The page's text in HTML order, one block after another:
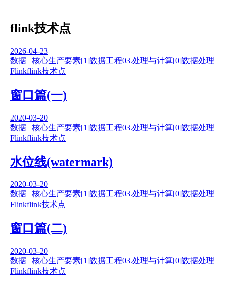
flink技术点
2026-04-23
数据 | 核心生产要素[1]数据工程03.处理与计算[0]数据处理
Flinkflink技术点
窗口篇(一)
2020-03-20
数据 | 核心生产要素[1]数据工程03.处理与计算[0]数据处理
Flinkflink技术点
水位线(watermark)
2020-03-20
数据 | 核心生产要素[1]数据工程03.处理与计算[0]数据处理
Flinkflink技术点
窗口篇(二)
2020-03-20
数据 | 核心生产要素[1]数据工程03.处理与计算[0]数据处理
Flinkflink技术点